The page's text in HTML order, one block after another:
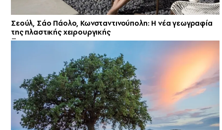
Σεούλ, Σάο Πάολο, Κωνσταντινούπολη: Η νέα γεωγραφία
της πλαστικής χειρουργικής